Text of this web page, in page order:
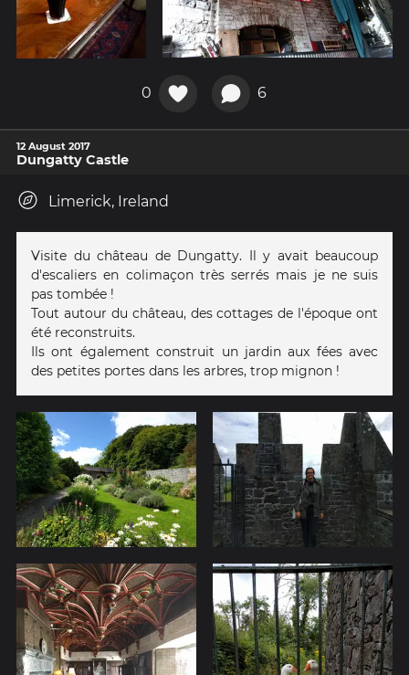
0 6
12 August 2017
Dungatty Castle
Limerick, Ireland
Visite du château de Dungatty. Il y avait beaucoup
d'escaliers en colimaçon très serrés mais je ne suis
pas tombée !
Tout autour du château, des cottages de l'époque ont
été reconstruits.
Ils ont également construit un jardin aux fées avec
des petites portes dans les arbres, trop mignon !